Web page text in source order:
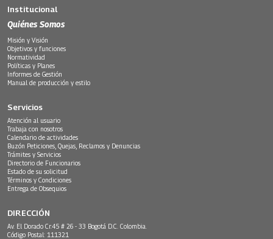
Institucional
Quiénes Somos
Misión y Visión
Objetivos y funciones
Normatividad
Políticas y Planes
Informes de Gestión
Manual de producción y estilo
Servicios
Atención al usuario
Trabaja con nosotros
Calendario de actividades
Buzón Peticiones, Quejas, Reclamos y Denuncias
Trámites y Servicios
Directorio de Funcionarios
Estado de su solicitud
Términos y Condiciones
Entrega de Obsequios
DIRECCIÓN
Av. El Dorado Cr.45 # 26 - 33 Bogotá D.C. Colombia.
Código Postal: 111321